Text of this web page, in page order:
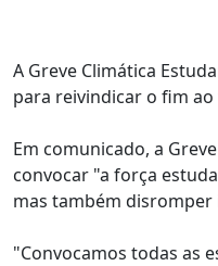
A Greve Climática
para reivindicar o fim ao
Em comunicado, a
convocar "a força
mas também disromper
"Convocamos todas as